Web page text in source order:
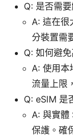
Q: 是否需
A: 這在很
分裝置需
Q: 如何避
A: 使用本
流量上限
Q: eSIM 是
A: 與實體
保護。確